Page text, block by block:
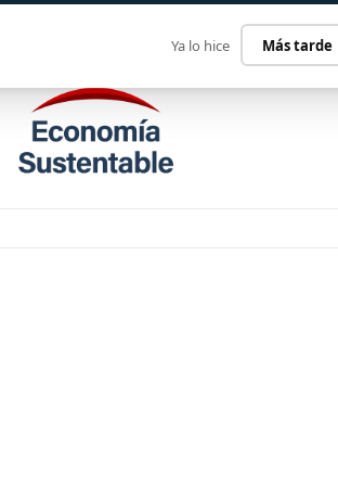
Ya lo hice Más tarde